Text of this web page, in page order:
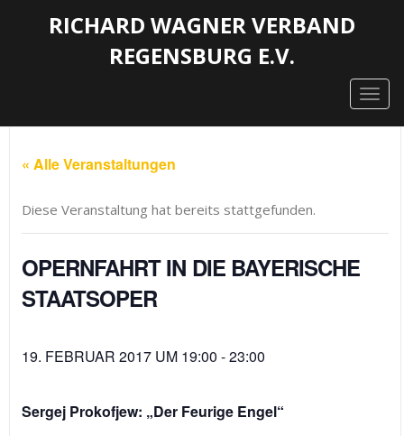
RICHARD WAGNER VERBAND
REGENSBURG E.V.
« Alle Veranstaltungen
Diese Veranstaltung hat bereits stattgefunden.
OPERNFAHRT IN DIE BAYERISCHE
STAATSOPER
19. FEBRUAR 2017 UM 19:00 -23:00
Sergej Prokofjew: „Der Feurige Engel“